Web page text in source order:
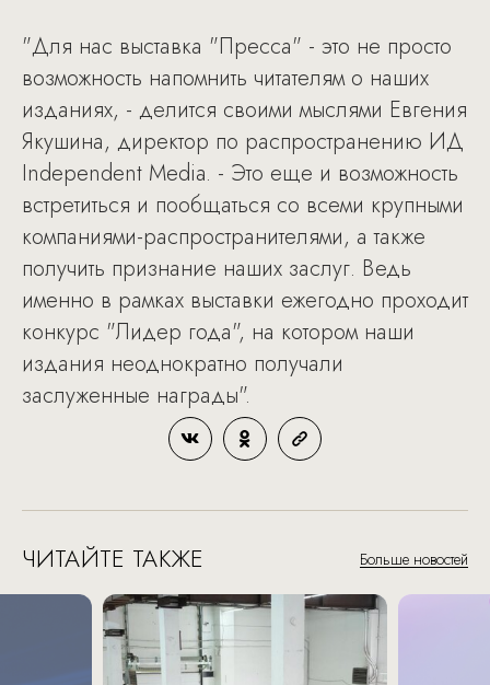
"Для нас выставка "Пресса" - это не просто
возможность напомнить читателям о наших
изданиях, - делится своими мыслями Евгения
Якушина, директор по распространению ИД
Independent Media. - Это еще и возможность
встретиться и пообщаться со всеми крупными
компаниями-распространителями, а также
получить признание наших заслуг. Ведь
именно в рамках выставки ежегодно проходит
конкурс "Лидер года", на котором наши
издания неоднократно получали
заслуженные награды".
ЧИТАЙТЕ ТАКЖЕ Больше новостей